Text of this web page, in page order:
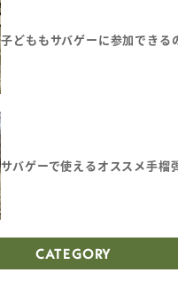
子どももサバゲーに参加できる
サバゲーで使えるオススメ手榴
CATEGORY